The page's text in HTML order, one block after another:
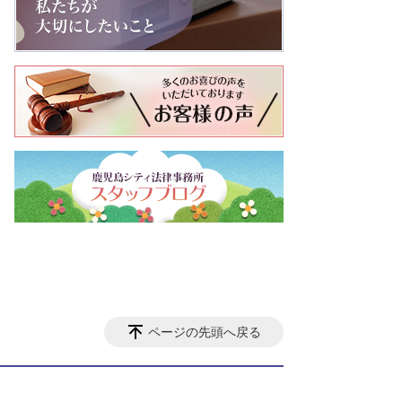
ページの先頭へ戻る